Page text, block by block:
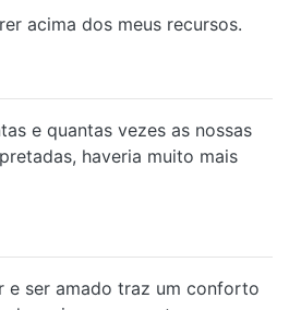
acima dos meus recursos.
e quantas vezes as nossas
haveria muito mais
e ser amado traz um conforto